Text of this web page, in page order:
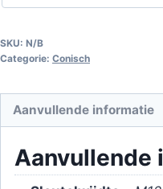
SKU: N/B
Categorie: Conisch
Aanvullende informatie
Aanvullende